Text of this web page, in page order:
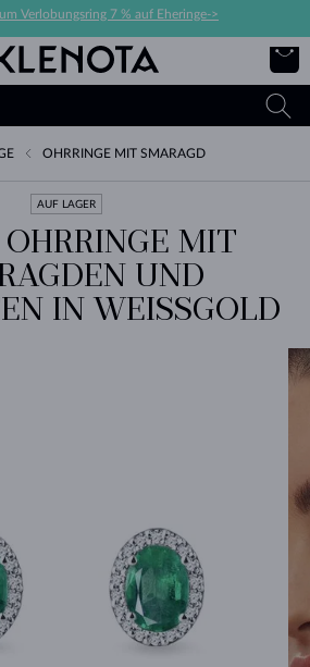
Verlobungsring 7 % auf Eheringe->
OHRRINGE MIT SMARAGD
AUF LAGER
MIT
UND
IN WEISSGOLD